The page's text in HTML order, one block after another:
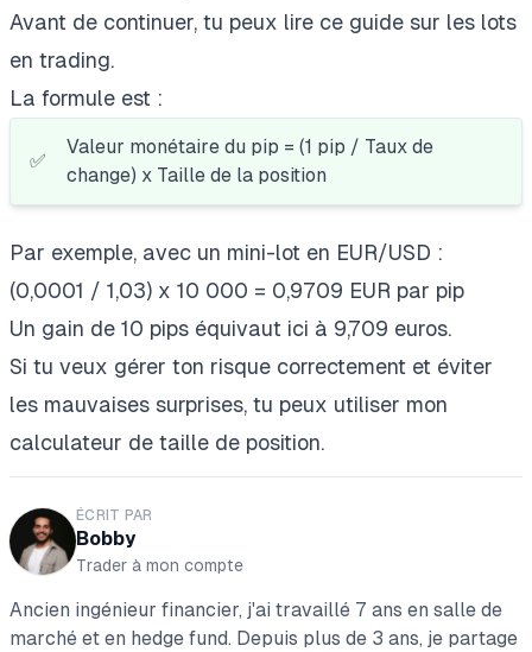
Avant de continuer, tu peux lire ce guide sur les lots
en trading.
La formule est :
✅
Valeur monétaire du pip = (1 pip / Taux de
change) x Taille de la position
Par exemple, avec un mini-lot en EUR/USD :
(0,0001 / 1,03) x 10 000 = 0,9709 EUR par pip
Un gain de 10 pips équivaut ici à 9,709 euros.
Si tu veux gérer ton risque correctement et éviter
les mauvaises surprises, tu peux utiliser mon
calculateur de taille de position.
ÉCRIT PAR
Bobby
Trader à mon compte
Ancien ingénieur financier, j'ai travaillé 7 ans en salle de
marché et en hedge fund. Depuis plus de 3 ans, je partage